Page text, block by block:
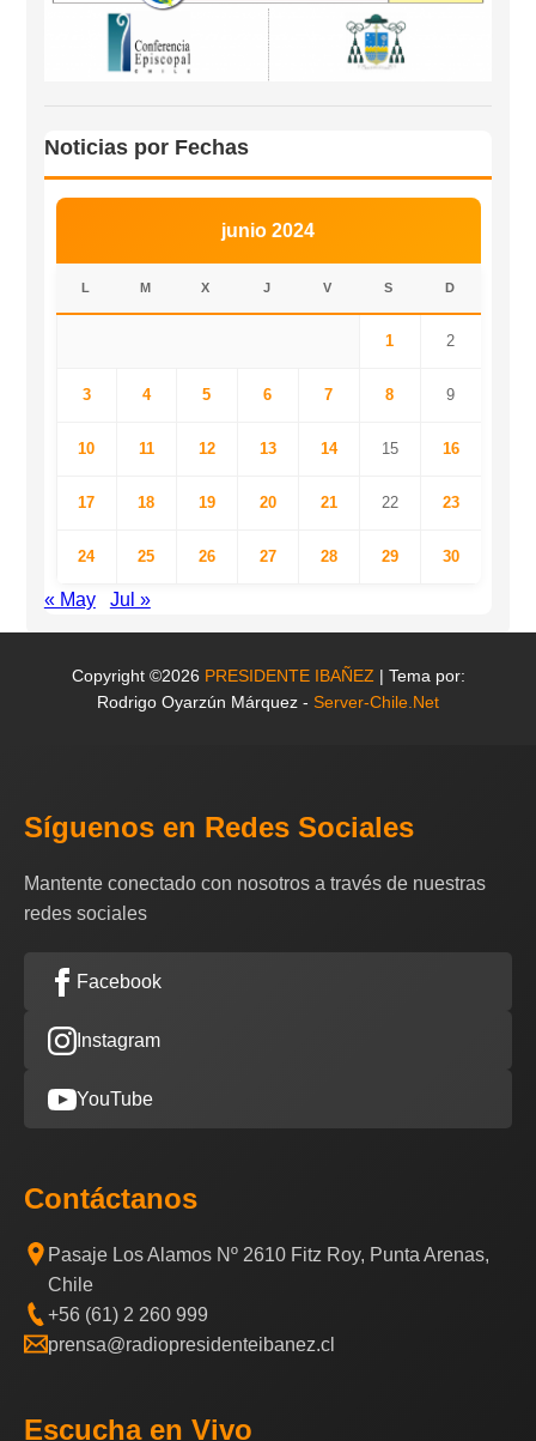
Noticias por Fechas
junio 2024
L M X J V S D
1 2
3 4 5 6 7 8 9
10 11 12 13 14 15 16
17 18 19 20 21 22 23
24 25 26 27 28 29 30
« May Jul »
Copyright ©2026 PRESIDENTE IBAÑEZ | Tema por:
Rodrigo Oyarzún Márquez - Server-Chile.Net
Síguenos en Redes Sociales
Mantente conectado con nosotros a través de nuestras
redes sociales
Facebook
Instagram
YouTube
Contáctanos
Pasaje Los Alamos Nº 2610 Fitz Roy, Punta Arenas,
Chile
+56 (61) 2 260 999
prensa@radiopresidenteibanez.cl
Escucha en Vivo